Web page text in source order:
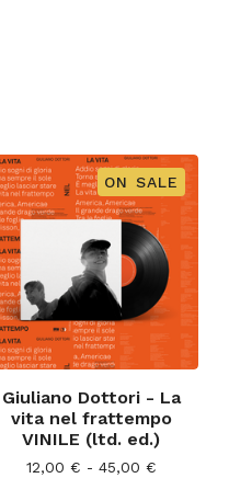
ON SALE
Giuliano Dottori - La
vita nel frattempo
VINILE (ltd. ed.)
12,00 € - 45,00 €